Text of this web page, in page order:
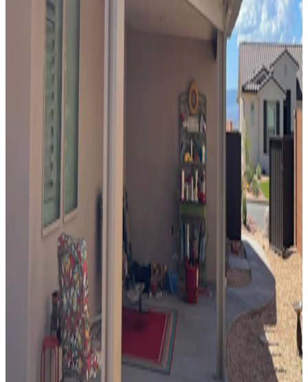
Techo Sólido
Washington, UT
16' x 22' Driftwood
St. George, UT
Independiente
10' x 40' Siennawood
St. George, UT
10' x 20' White
Washington, UT